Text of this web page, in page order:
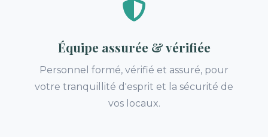
Équipe assurée & vérifiée
Personnel formé, vérifié et assuré, pour
votre tranquillité d'esprit et la sécurité de
vos locaux.